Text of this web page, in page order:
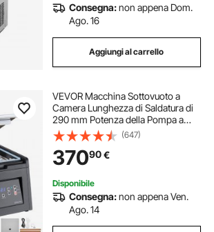
Consegna:non appena Dom.
Ago. 16
Aggiungi al carrello
VEVOR Macchina Sottovuoto a
Camera Lunghezza di Saldatura di
290 mm Potenza della Pompa a
Vuoto da 380 W, Macchina per il
Confezionamento di Sacchetti
Sigillanti per Alimenti Umidi, Carne
(647)
37090€
Disponibile
Consegna:non appena Ven.
Ago. 14